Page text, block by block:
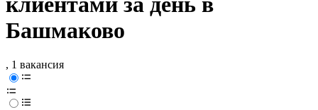
Башмаково
, 1 вакансия